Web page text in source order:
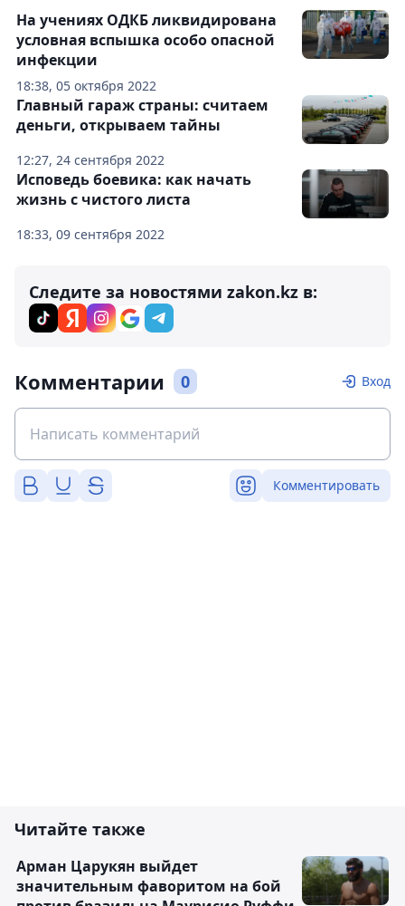
18:38, 05 октября 2022
На учениях ОДКБ ликвидирована
условная вспышка особо опасной
инфекции
12:27, 24 сентября 2022
Главный гараж страны: считаем
деньги, открываем тайны
18:33, 09 сентября 2022
Исповедь боевика: как начать
жизнь с чистого листа
Следите за новостями zakon.kz в:
Комментарии 0 Вход
Комментировать
Читайте также
Арман Царукян выйдет
значительным фаворитом на бой